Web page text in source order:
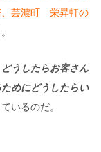
、芸濃町 栄昇軒の
どうしたらお客さん
めにどうしたらい
いるのだ。